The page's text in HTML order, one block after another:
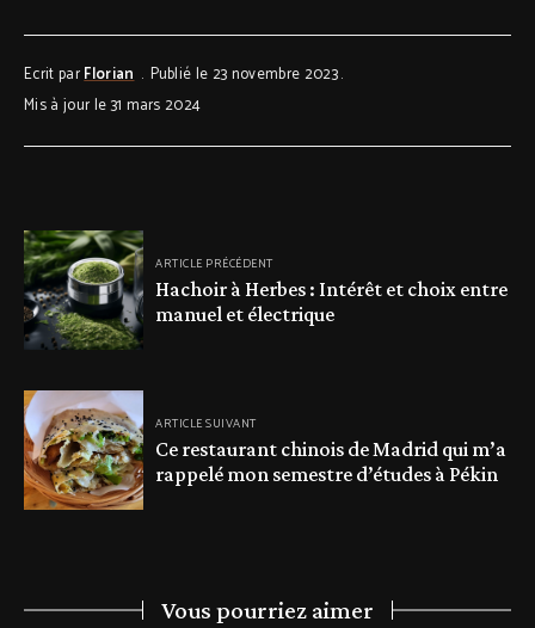
Ecrit parFlorian
Publié le 23 novembre 2023
Mis à jour le 31 mars 2024
ARTICLE PRÉCÉDENT
Hachoir à Herbes : Intérêt et choix entre
manuel et électrique
ARTICLE SUIVANT
Ce restaurant chinois de Madrid qui m’a
rappelé mon semestre d’études à Pékin
Vous pourriez aimer